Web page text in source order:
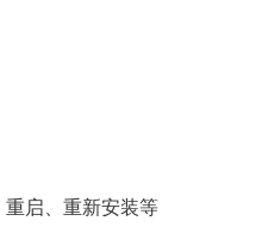
启、重新安装等